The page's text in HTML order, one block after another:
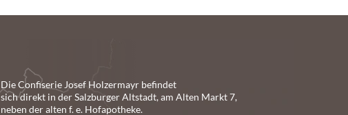
Die Confiserie Josef Holzermayr befindet
sich direkt in der Salzburger Altstadt, am Alten Markt 7,
neben der alten f. e. Hofapotheke.